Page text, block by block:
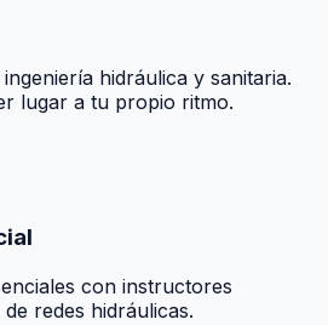
hidráulica y sanitaria.
lugar a tu propio ritmo.
con instructores
redes hidráulicas.